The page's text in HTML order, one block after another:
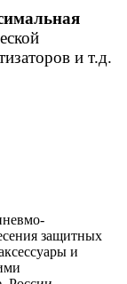
и т.д.
защитных
и